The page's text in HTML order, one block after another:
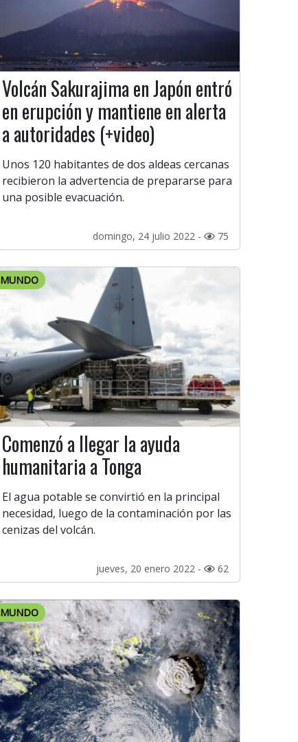
Volcán Sakurajima en Japón entró
en erupción y mantiene en alerta
a autoridades (+video)
Unos 120 habitantes de dos aldeas cercanas
recibieron la advertencia de prepararse para
una posible evacuación.
domingo, 24 julio 2022 - 75
MUNDO
Comenzó a llegar la ayuda
humanitaria a Tonga
El agua potable se convirtió en la principal
necesidad, luego de la contaminación por las
cenizas del volcán.
jueves, 20 enero 2022 - 62
MUNDO